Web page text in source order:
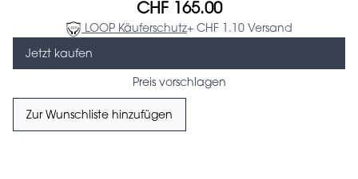
CHF 165.00
LOOP Käuferschutz+ CHF 1.10 Versand
Jetzt kaufen
Preis vorschlagen
Zur Wunschliste hinzufügen